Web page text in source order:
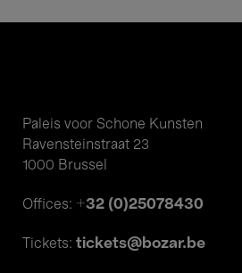
Paleis voor Schone Kunsten
Ravensteinstraat 23
1000 Brussel
Offices: +32 (0)25078430
Tickets: tickets@bozar.be